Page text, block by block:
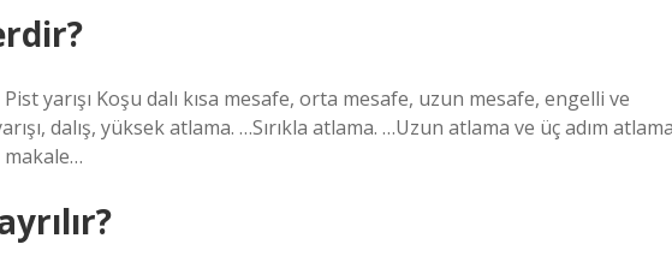
yarışı Koşu dalı kısa mesafe, orta mesafe, uzun mesafe, engelli ve
dalış, yüksek atlama. …Sırıkla atlama. …Uzun atlama ve üç adım
makale…